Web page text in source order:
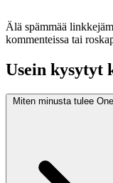
Älä spämmää
kommenteissa tai
Usein kysytyt
Miten minusta tulee